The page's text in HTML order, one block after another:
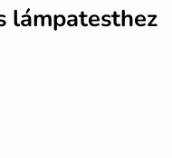
lámpatesthez